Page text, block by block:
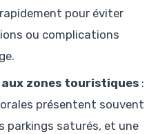
pour éviter
ou complications
zones touristiques :
présentent souvent
parkings saturés, et une